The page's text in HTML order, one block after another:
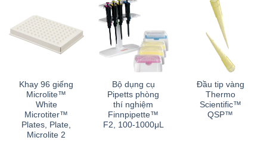
Khay 96 giếng
Microlite™
White
Microtiter™
Plates, Plate,
Microlite 2
Bộ dụng cụ
Pipetts phòng
thí nghiệm
Finnpipette™
F2, 100-1000μL
Đầu tip vàng
Thermo
Scientific™
QSP™